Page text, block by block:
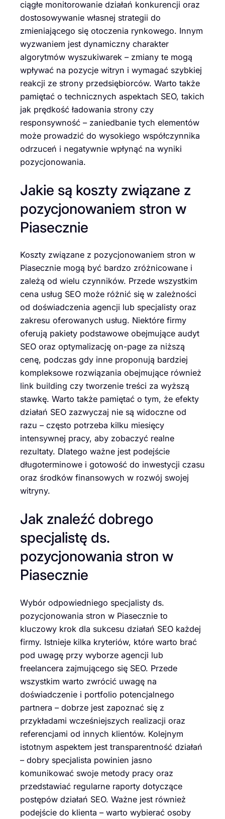
ciągłe monitorowanie działań konkurencji oraz
dostosowywanie własnej strategii do
zmieniającego się otoczenia rynkowego. Innym
wyzwaniem jest dynamiczny charakter
algorytmów wyszukiwarek – zmiany te mogą
wpływać na pozycje witryn i wymagać szybkiej
reakcji ze strony przedsiębiorców. Warto także
pamiętać o technicznych aspektach SEO, takich
jak prędkość ładowania strony czy
responsywność – zaniedbanie tych elementów
może prowadzić do wysokiego współczynnika
odrzuceń i negatywnie wpłynąć na wyniki
pozycjonowania.
Jakie są koszty związane z
pozycjonowaniem stron w
Piasecznie
Koszty związane z pozycjonowaniem stron w
Piasecznie mogą być bardzo zróżnicowane i
zależą od wielu czynników. Przede wszystkim
cena usług SEO może różnić się w zależności
od doświadczenia agencji lub specjalisty oraz
zakresu oferowanych usług. Niektóre firmy
oferują pakiety podstawowe obejmujące audyt
SEO oraz optymalizację on-page za niższą
cenę, podczas gdy inne proponują bardziej
kompleksowe rozwiązania obejmujące również
link building czy tworzenie treści za wyższą
stawkę. Warto także pamiętać o tym, że efekty
działań SEO zazwyczaj nie są widoczne od
razu – często potrzeba kilku miesięcy
intensywnej pracy, aby zobaczyć realne
rezultaty. Dlatego ważne jest podejście
długoterminowe i gotowość do inwestycji czasu
oraz środków finansowych w rozwój swojej
witryny.
Jak znaleźć dobrego
specjalistę ds.
pozycjonowania stron w
Piasecznie
Wybór odpowiedniego specjalisty ds.
pozycjonowania stron w Piasecznie to
kluczowy krok dla sukcesu działań SEO każdej
firmy. Istnieje kilka kryteriów, które warto brać
pod uwagę przy wyborze agencji lub
freelancera zajmującego się SEO. Przede
wszystkim warto zwrócić uwagę na
doświadczenie i portfolio potencjalnego
partnera – dobrze jest zapoznać się z
przykładami wcześniejszych realizacji oraz
referencjami od innych klientów. Kolejnym
istotnym aspektem jest transparentność działań
– dobry specjalista powinien jasno
komunikować swoje metody pracy oraz
przedstawiać regularne raporty dotyczące
postępów działań SEO. Ważne jest również
podejście do klienta – warto wybierać osoby